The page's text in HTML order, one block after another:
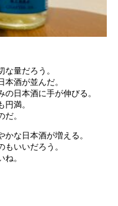
量だろう。
酒が並んだ。
日本酒に手が伸びる。
満。
。
な日本酒が増える。
いいだろう。
。